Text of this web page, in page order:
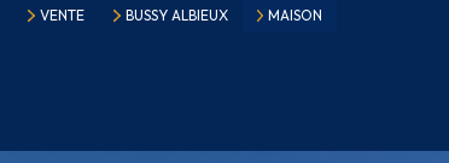
VENTE BUSSY ALBIEUX MAISON